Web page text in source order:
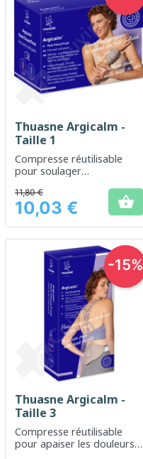
Thuasne Argicalm -
Taille 1
Compresse réutilisable
pour soulager
Prix
11,80 €
10,03 € 
Thuasne Argicalm -
Taille 3
Compresse réutilisable
pour apaiser les douleurs
-15%